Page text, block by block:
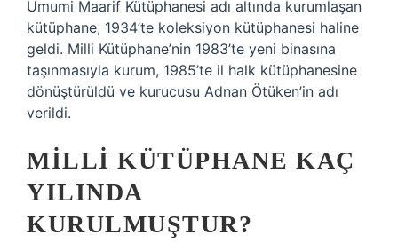
Umumi Maarif Kütüphanesi adı altında kurumlaşan
kütüphane, 1934’te koleksiyon kütüphanesi haline
geldi. Milli Kütüphane’nin 1983’te yeni binasına
taşınmasıyla kurum, 1985’te il halk kütüphanesine
dönüştürüldü ve kurucusu Adnan Ötüken’in adı
verildi.
MILLI KÜTÜPHANE KAÇ
YILINDA
KURULMUŞTUR?